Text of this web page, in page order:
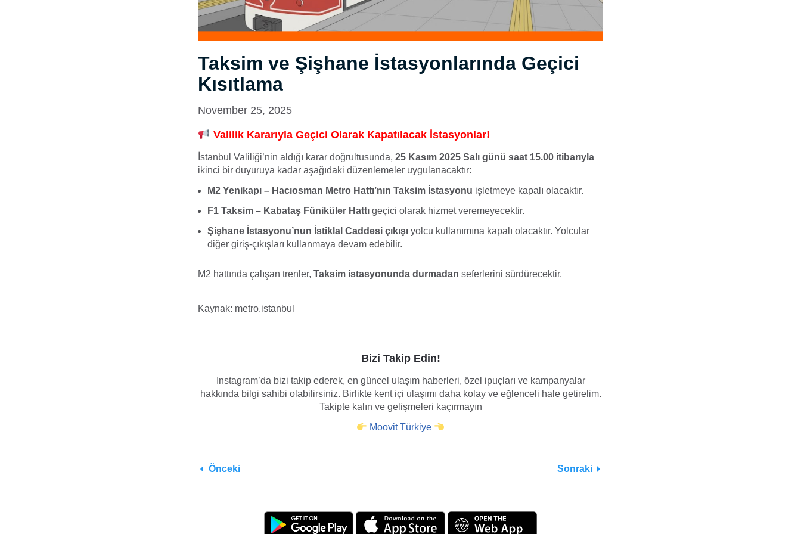
Taksim ve Şişhane İstasyonlarında Geçici
Kısıtlama
November 25, 2025
Valilik Kararıyla Geçici Olarak Kapatılacak İstasyonlar!
İstanbul Valiliği’nin aldığı karar doğrultusunda, 25 Kasım 2025 Salı günü saat 15.00 itibarıyla
ikinci bir duyuruya kadar aşağıdaki düzenlemeler uygulanacaktır:
M2 Yenikapı – Hacıosman Metro Hattı’nın Taksim İstasyonu işletmeye kapalı olacaktır.
F1 Taksim – Kabataş Füniküler Hattı geçici olarak hizmet veremeyecektir.
Şişhane İstasyonu’nun İstiklal Caddesi çıkışı yolcu kullanımına kapalı olacaktır. Yolcular
diğer giriş-çıkışları kullanmaya devam edebilir.
M2 hattında çalışan trenler, Taksim istasyonunda durmadan seferlerini sürdürecektir.
Kaynak: metro.istanbul
Bizi Takip Edin!
Instagram’da bizi takip ederek, en güncel ulaşım haberleri, özel ipuçları ve kampanyalar
hakkında bilgi sahibi olabilirsiniz. Birlikte kent içi ulaşımı daha kolay ve eğlenceli hale getirelim.
Takipte kalın ve gelişmeleri kaçırmayın
Moovit Türkiye
Önceki Sonraki